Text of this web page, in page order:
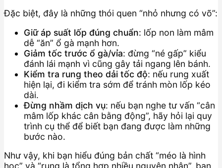
Đặc biệt, đây là những thói quen “nhỏ nhưng có võ”:
Giữ áp suất lốp đúng chuẩn: lốp non làm mâm
dễ “ăn” ổ gà mạnh hơn.
Giảm tốc trước ổ gà/vỉa: đừng “né gấp” kiểu
đánh lái mạnh vì cũng gây tải ngang lên bánh.
Kiểm tra rung theo dải tốc độ: nếu rung xuất
hiện lại, đi kiểm tra sớm để tránh mòn lốp kéo
dài.
Đừng nhầm dịch vụ: nếu bạn nghe tư vấn “cân
mâm lốp khác cân bằng động”, hãy hỏi lại quy
trình cụ thể để biết bạn đang được làm những
bước nào.
Như vậy, khi bạn hiểu đúng bản chất “méo là hình
học” và “rung là tổng hợp nhiều nguyên nhân”, bạn